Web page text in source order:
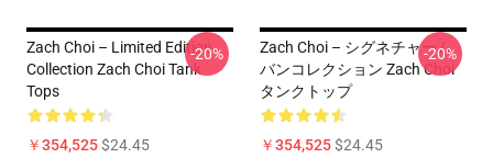
Zach Choi – Limited Edition
Collection Zach Choi Tank
Tops
￥354,525$24.45
-20%
Zach Choi – シグネチャーム
バンコレクション Zach Choi
タンクトップ
￥354,525$24.45
-20%